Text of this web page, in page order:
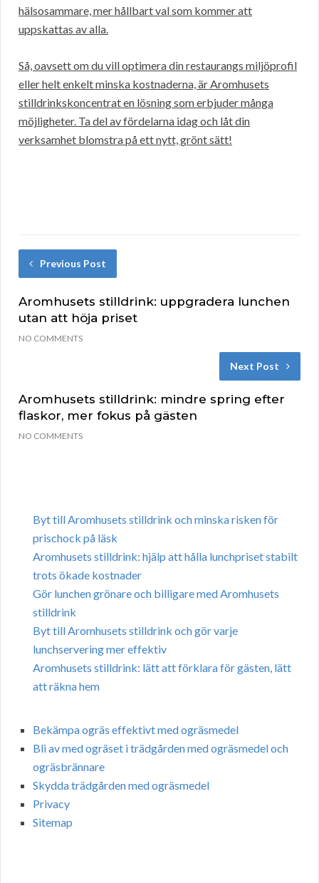
hälsosammare, mer hållbart val som kommer att
uppskattas av alla.
Så, oavsett om du vill optimera din restaurangs miljöprofil
eller helt enkelt minska kostnaderna, är Aromhusets
stilldrinkskoncentrat en lösning som erbjuder många
möjligheter. Ta del av fördelarna idag och låt din
verksamhet blomstra på ett nytt, grönt sätt!
Previous Post
Aromhusets stilldrink: uppgradera lunchen
utan att höja priset
NO COMMENTS
Next Post
Aromhusets stilldrink: mindre spring efter
flaskor, mer fokus på gästen
NO COMMENTS
Byt till Aromhusets stilldrink och minska risken för
prischock på läsk
Aromhusets stilldrink: hjälp att hålla lunchpriset stabilt
trots ökade kostnader
Gör lunchen grönare och billigare med Aromhusets
stilldrink
Byt till Aromhusets stilldrink och gör varje
lunchservering mer effektiv
Aromhusets stilldrink: lätt att förklara för gästen, lätt
att räkna hem
Bekämpa ogräs effektivt med ogräsmedel
Bli av med ogräset i trädgården med ogräsmedel och
ogräsbrännare
Skydda trädgården med ogräsmedel
Privacy
Sitemap